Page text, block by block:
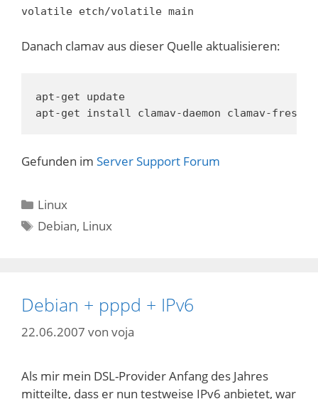
volatile etch/volatile main
Danach clamav aus dieser Quelle aktualisieren:
apt-get update
apt-get install clamav-daemon clamav-
Gefunden im Server Support Forum
Kategorien
Linux
Schlagwörter
Debian, Linux
Debian + pppd + IPv6
22.06.2007 von voja
Als mir mein DSL-Provider Anfang des Jahres
mitteilte, dass er nun testweise IPv6 anbietet, war